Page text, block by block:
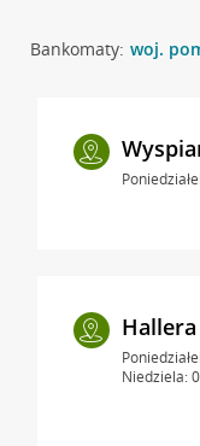
Bankomaty: woj.
Niedziela: